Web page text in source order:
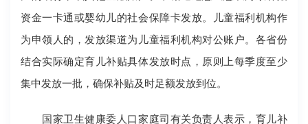
资金一卡通或婴幼儿的社会保障卡发放。儿童福利机构作
为申领人的，发放渠道为儿童福利机构对公账户。各省份
结合实际确定育儿补贴具体发放时点，原则上每季度至少
集中发放一批，确保补贴及时足额发放到位。
国家卫生健康委人口家庭司有关负责人表示，育儿补